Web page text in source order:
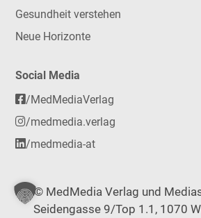
Gesundheit verstehen
Neue Horizonte
Social Media
/MedMediaVerlag
/medmedia.verlag
/medmedia-at
© MedMedia Verlag und
Seidengasse 9/Top 1.1, 1070